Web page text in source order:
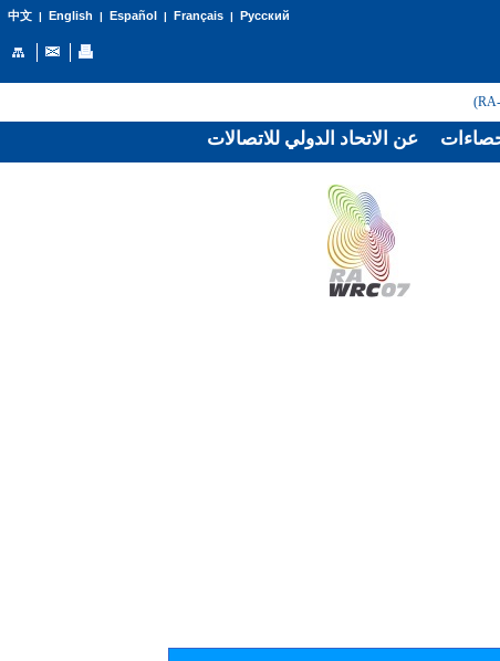
中文| English | Español | Français| Русский
عن الاتحاد الدولي للاتصالات